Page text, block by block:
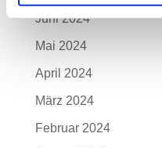
Juni 2024
Mai 2024
April 2024
März 2024
Februar 2024